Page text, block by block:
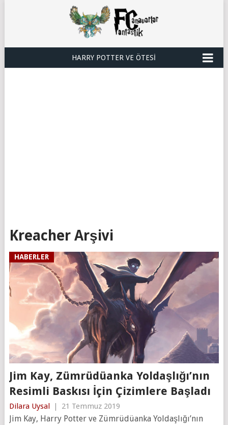
HARRY POTTER VE ÖTESI
Kreacher Arşivi
HABERLER
Jim Kay, Zümrüdüanka Yoldaşlığı’nın
Resimli Baskısı İçin Çizimlere Başladı
Dilara Uysal | 21 Temmuz 2019
Jim Kay, Harry Potter ve Zümrüdüanka Yoldaşlığı’nın